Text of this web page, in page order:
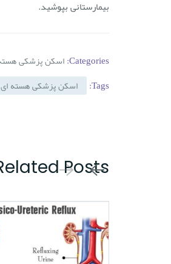
بیمارستانی بپوشید.
Categories: اسکن پزشکی
Tags: اسکن پزشکی هسته ای
Posts